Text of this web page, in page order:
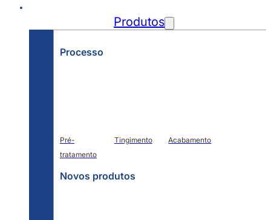
Produtos
Processo
Pré-
tratamento
Tingimento Acabamento
Novos produtos